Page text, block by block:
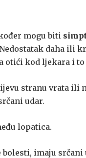
mogu biti
daha ili
otići kod ljekara i
stranu vrata ili
udar.
lopatica.
bolesti, imaju srčani